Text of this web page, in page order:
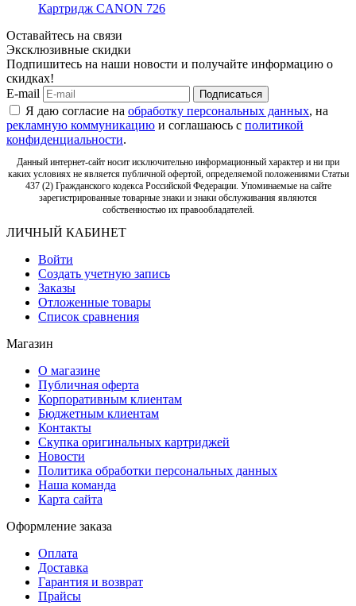
Картридж CANON 726
Оставайтесь на связи
Эксклюзивные скидки
Подпишитесь на наши новости и получайте информацию о
скидках!
E-mail
Подписаться
Я даю согласие на обработку персональных данных, на
рекламную коммуникацию и соглашаюсь с политикой
конфиденциальности.
Данный интернет-сайт носит исключительно информационный характер и ни при
каких условиях не является публичной офертой, определяемой положениями Статьи
437 (2) Гражданского кодекса Российской Федерации. Упоминаемые на сайте
зарегистрированные товарные знаки и знаки обслуживания являются
собственностью их правообладателей.
ЛИЧНЫЙ КАБИНЕТ
Войти
Создать учетную запись
Заказы
Отложенные товары
Список сравнения
Магазин
О магазине
Публичная оферта
Корпоративным клиентам
Бюджетным клиентам
Контакты
Скупка оригинальных картриджей
Новости
Политика обработки персональных данных
Наша команда
Карта сайта
Оформление заказа
Оплата
Доставка
Гарантия и возврат
Прайсы